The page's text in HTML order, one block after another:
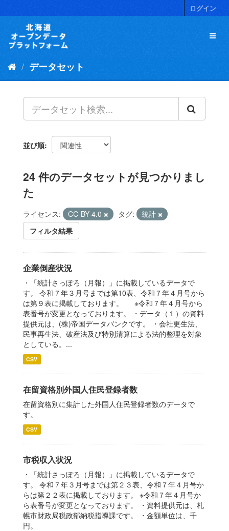
キ
ログイン
データセット
並び順
24 件のデータセットが見つかりまし
た
ライセンス: CC-BY-4.0 タグ:
統計
フィルタ結果
企業倒産状況
・「統計さっぽろ（月報）」に掲載しているデータで
す。 令和７年３月号までは第10表、令和７年４月号から
は第９表に掲載しております。 ※令和７年４月号から
表番号が変更となっております。 ・データ（１）の資料
提供元は、(株)帝国データバンクです。 ・会社更生法、
民事再生法、破産法及び特別清算による法的整理を対象
としている。...
CSV
在留資格別外国人住民登録者数
在留資格別に集計した外国人住民登録者数のデータで
す。
CSV
市税収入状況
・「統計さっぽろ（月報）」に掲載しているデータで
す。 令和７年３月号までは第２３表、令和７年４月号か
らは第２２表に掲載しております。 ※令和７年４月号か
ら表番号が変更となっております。 ・資料提供元は、札
幌市財政局税政部納税指導課です。 ・金額単位は、千
円。